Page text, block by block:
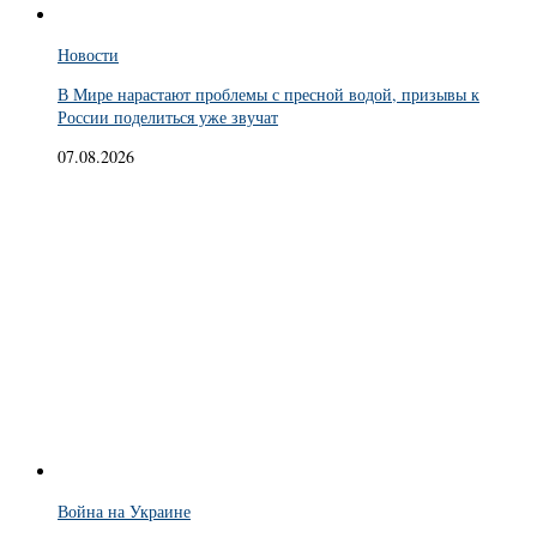
Новости
В Мире нарастают проблемы с пресной водой, призывы к
России поделиться уже звучат
07.08.2026
Война на Украине